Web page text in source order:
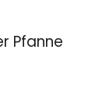
Pfanne